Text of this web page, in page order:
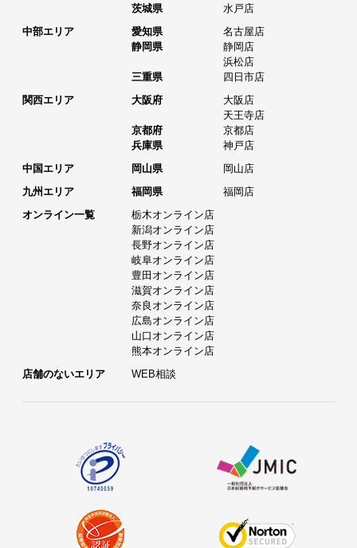
茨城県
水戸店
中部エリア
愛知県
名古屋店
静岡県
静岡店
浜松店
三重県
四日市店
関西エリア
大阪府
大阪店
天王寺店
京都府
京都店
兵庫県
神戸店
中国エリア
岡山県
岡山店
九州エリア
福岡県
福岡店
オンライン一覧
栃木オンライン店
新潟オンライン店
長野オンライン店
岐阜オンライン店
豊田オンライン店
滋賀オンライン店
奈良オンライン店
広島オンライン店
山口オンライン店
熊本オンライン店
店舗のないエリア
WEB相談